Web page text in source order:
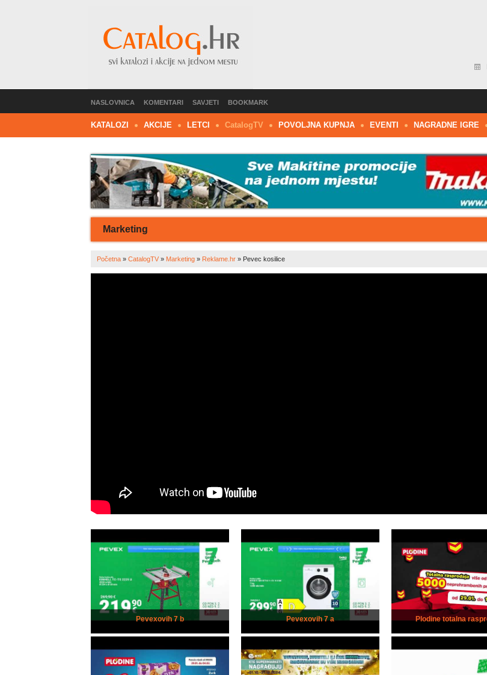
NASLOVNICA KOMENTARI SAVJETI BOOKMARK
KATALOZI AKCIJE LETCI CatalogTV POVOLJNA KUPNJA EVENTI NAGRADNE IGRE
Marketing
Početna» CatalogTV» Marketing» Reklame.hr» Pevec kosilice
Pevexovih 7 b Pevexovih 7 a Plodine totalna